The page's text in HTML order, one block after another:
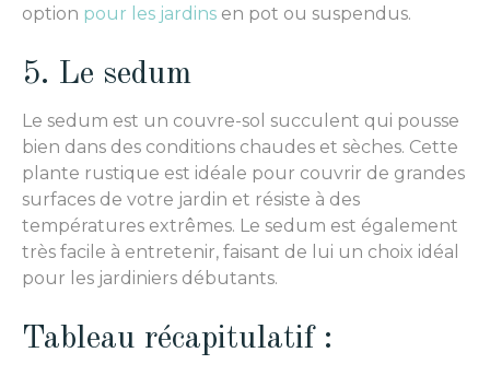
option pour les jardins en pot ou suspendus.
5. Le sedum
Le sedum est un couvre-sol succulent qui pousse
bien dans des conditions chaudes et sèches. Cette
plante rustique est idéale pour couvrir de grandes
surfaces de votre jardin et résiste à des
températures extrêmes. Le sedum est également
très facile à entretenir, faisant de lui un choix idéal
pour les jardiniers débutants.
Tableau récapitulatif :